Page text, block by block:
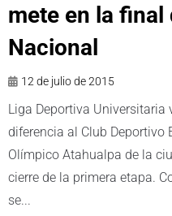
mete en la final
Nacional
12 de julio de 2015
Liga Deportiva Universitaria
diferencia al Club Deportivo
Olímpico Atahualpa de la
cierre de la primera etapa.
se...